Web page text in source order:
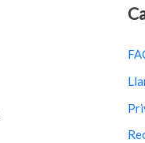
c
r
p
o
r